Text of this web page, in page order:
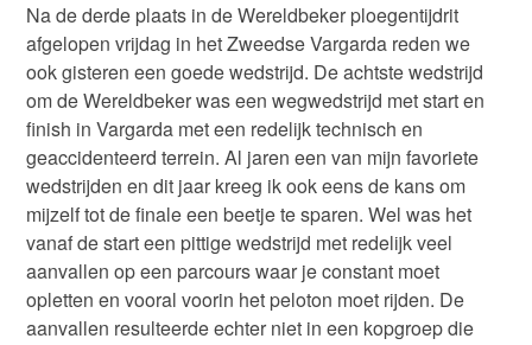
Na de derde plaats in de Wereldbeker ploegentijdrit
afgelopen vrijdag in het Zweedse Vargarda reden we
ook gisteren een goede wedstrijd. De achtste wedstrijd
om de Wereldbeker was een wegwedstrijd met start en
finish in Vargarda met een redelijk technisch en
geaccidenteerd terrein. Al jaren een van mijn favoriete
wedstrijden en dit jaar kreeg ik ook eens de kans om
mijzelf tot de finale een beetje te sparen. Wel was het
vanaf de start een pittige wedstrijd met redelijk veel
aanvallen op een parcours waar je constant moet
opletten en vooral voorin het peloton moet rijden. De
aanvallen resulteerde echter niet in een kopgroep die